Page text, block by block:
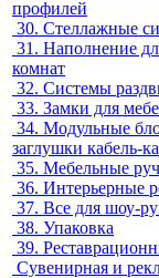
профилей
30. Стеллажные
31. Наполнение
комнат
32. Системы
33. Замки для
34. Модульные
заглушки кабель-
35. Мебельные
36. Интерьерные
37. Все для шоу-
38. Упаковка
39.
Сувенирная и